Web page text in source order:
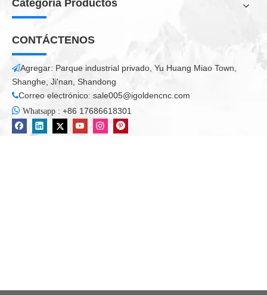
Categoría Productos
CONTÁCTENOS
Agregar: Parque industrial privado, Yu Huang Miao Town,
Shanghe, Ji'nan, Shandong
Correo electrónico: sale005@igoldencnc.com
 Whatsapp : +86 17686618301